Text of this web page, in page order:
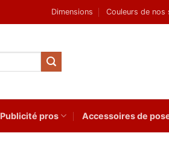
Dimensions Couleurs de nos
Publicité pros Accessoires de